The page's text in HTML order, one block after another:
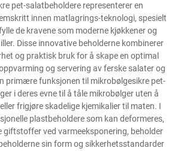
pet-salatbeholdere representerer en
innen matlagrings-teknologi, spesielt
de kravene som moderne kjøkkener og
Disse innovative beholderne kombinerer
og praktisk bruk for å skape en optimal
og servering av ferske salater og
primære funksjonen til mikrobølgesikre pet-
i deres evne til å tåle mikrobølger uten å
frigjøre skadelige kjemikalier til maten. I
plastbeholdere som kan deformeres,
giftstoffer ved varmeeksponering, beholder
sin form og sikkerhetsstandarder